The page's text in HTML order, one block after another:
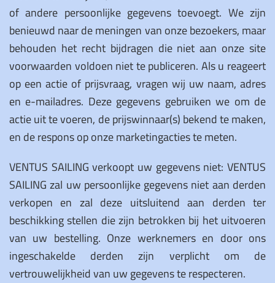
of andere persoonlijke gegevens toevoegt. We zijn
benieuwd naar de meningen van onze bezoekers, maar
behouden het recht bijdragen die niet aan onze site
voorwaarden voldoen niet te publiceren. Als u reageert
op een actie of prijsvraag, vragen wij uw naam, adres
en e-mailadres. Deze gegevens gebruiken we om de
actie uit te voeren, de prijswinnaar(s) bekend te maken,
en de respons op onze marketingacties te meten.
VENTUS SAILING verkoopt uw gegevens niet: VENTUS
SAILING zal uw persoonlijke gegevens niet aan derden
verkopen en zal deze uitsluitend aan derden ter
beschikking stellen die zijn betrokken bij het uitvoeren
van uw bestelling. Onze werknemers en door ons
ingeschakelde derden zijn verplicht om de
vertrouwelijkheid van uw gegevens te respecteren.